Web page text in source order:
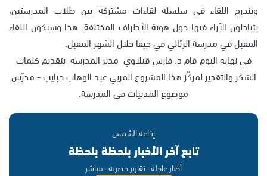
ويندرج اللقاء في سلسلة لقاءات مشتركة بين طلاب المدرستين،
يتبادلون الآراء فيها حول هوية الأطراف المختلفة. هذا وسيكون اللقاء
المقبل في مدرسة الرئالي في حيفا خلال الشهر المقبل.
في نهاية اليوم قام د. فارس قبلاوي مدير المدرسة بتقديم كلمات
الشكر والتقدير لمركّز هذا المشروع المربي عبد الوهاب حبايب - مدرّس
موضوع المدنيات في المدرسة.
إذاعة الشمس
تابع آخر الأخبار بلحظة بلحظة
أخبار عاجلة · تقارير حصرية · مباشر